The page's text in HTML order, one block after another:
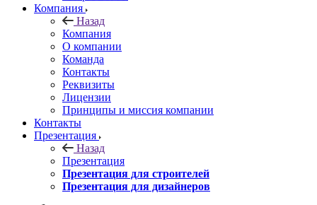
Компания
Назад
Компания
О компании
Команда
Контакты
Реквизиты
Лицензии
Принципы и миссия компании
Контакты
Презентация
Назад
Презентация
Презентация для строителей
Презентация для дизайнеров